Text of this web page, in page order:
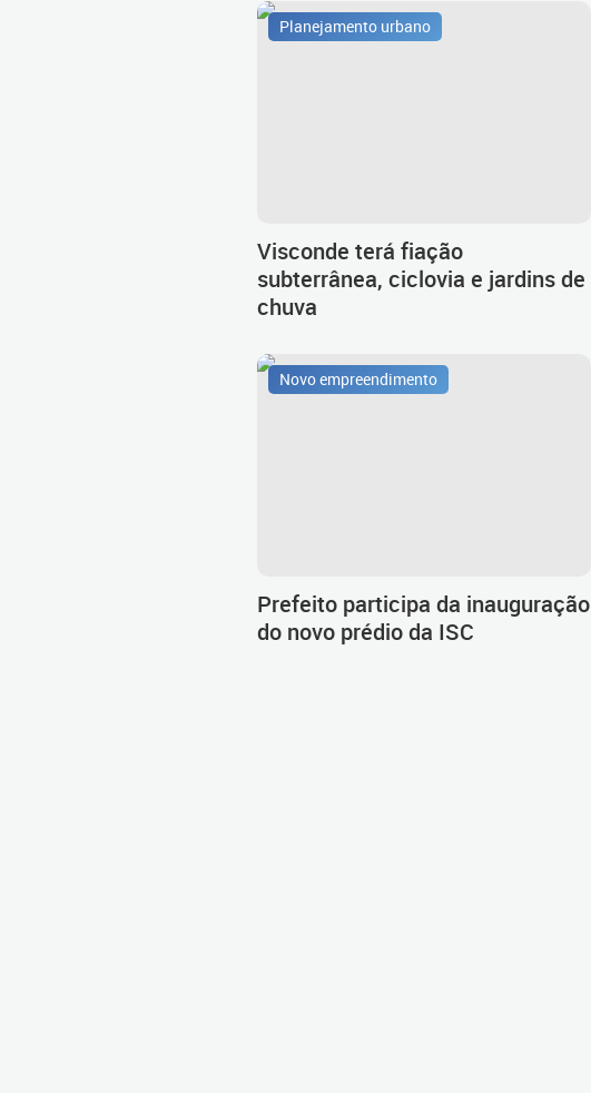
Planejamento urbano
Visconde terá fiação
subterrânea, ciclovia e jardins de
chuva
Novo empreendimento
Prefeito participa da inauguração
do novo prédio da ISC